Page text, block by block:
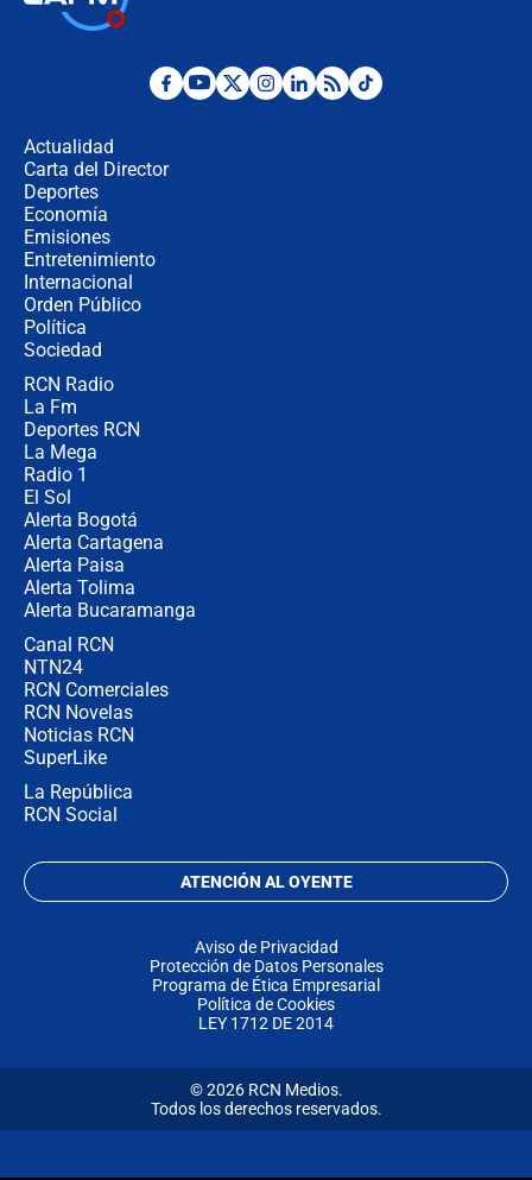
Estratega de Abelardo de la Espriella
Actualidad
Carta del Director
Deportes
Economía
Emisiones
Entretenimiento
Internacional
Orden Público
Política
Sociedad
RCN Radio
La Fm
Deportes RCN
La Mega
Radio 1
El Sol
Alerta Bogotá
Alerta Cartagena
Alerta Paisa
Alerta Tolima
Alerta Bucaramanga
Canal RCN
NTN24
RCN Comerciales
RCN Novelas
Noticias RCN
SuperLike
La República
RCN Social
ATENCIÓN AL OYENTE
Aviso de Privacidad
Protección de Datos Personales
Programa de Ética Empresarial
Política de Cookies
LEY 1712 DE 2014
© 2026 RCN Medios.
Todos los derechos reservados.